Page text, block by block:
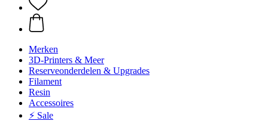
Merken
3D-Printers & Meer
Reserveonderdelen & Upgrades
Filament
Resin
Accessoires
⚡ Sale